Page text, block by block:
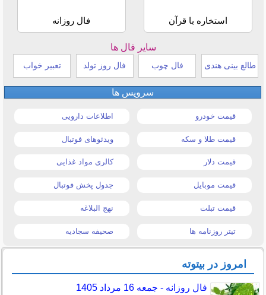
استخاره با قرآن فال روزانه
سایر فال ها
طالع بینی هندی فال چوب فال روز تولد تعبیر خواب
سرویس ها
قیمت خودرو اطلاعات دارویی
قیمت طلا و سکه ویدئوهای فوتبال
قیمت دلار کالری مواد غذایی
قیمت موبایل جدول پخش فوتبال
قیمت تبلت نهج البلاغه
تیتر روزنامه ها صحیفه سجادیه
امروز در بیتوته
فال روزانه - جمعه 16 مرداد 1405